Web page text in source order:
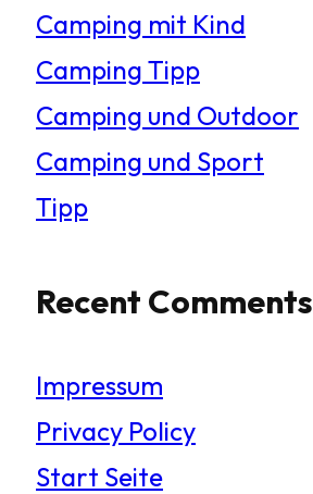
Camping mit Kind
Camping Tipp
Camping und Outdoor
Camping und Sport
Tipp
Recent Comments
Impressum
Privacy Policy
Start Seite